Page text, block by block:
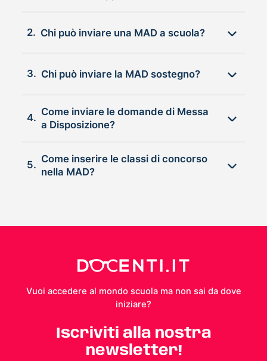
2. Chi può inviare una MAD a scuola?
3. Chi può inviare la MAD sostegno?
4.
Come inviare le domande di Messa
a Disposizione?
5.
Come inserire le classi di concorso
nella MAD?
Vuoi accedere al mondo scuola ma non sai da dove
iniziare?
Iscriviti alla nostra
newsletter!